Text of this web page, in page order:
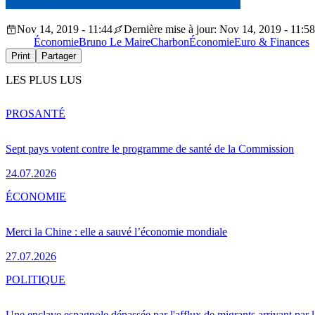
Nov 14, 2019 - 11:44
Dernière mise à jour: Nov 14, 2019 - 11:58
ÉconomieBruno Le MaireCharbonÉconomieEuro & Finances
Print Partager
LES PLUS LUS
Sept pays votent contre le programme de santé de la Commission
24.07.2026
PROSANTÉ
Merci la Chine : elle a sauvé l’économie mondiale
27.07.2026
ÉCONOMIE
POLITIQUE